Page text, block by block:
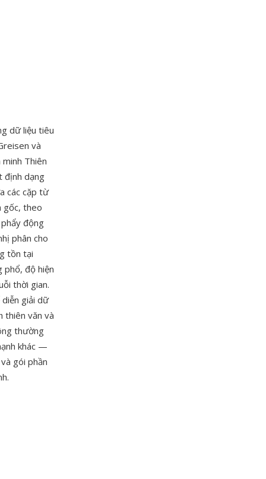
dữ liệu tiêu
và
Thiên
định dạng
các cặp từ
gốc, theo
động
phân cho
tồn tại
phổ, độ hiện
thời gian.
giải dữ
thiên văn và
thường
khác —
gói phần